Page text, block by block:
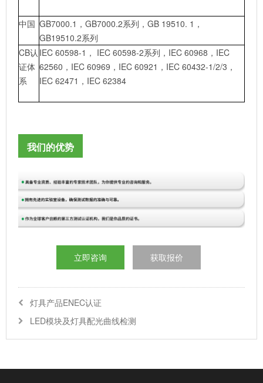
中国 GB7000.1，GB7000.2系列，GB 19510. 1，
GB19510.2系列
CB认
证体
系
IEC 60598-1， IEC 60598-2系列，IEC 60968，IEC
62560，IEC 60969，IEC 60921，IEC 60432-1/2/3，
IEC 62471，IEC 62384
我们的优势
立即咨询 获取报价
灯具产品ENEC认证
LED模块及灯具配光曲线检测